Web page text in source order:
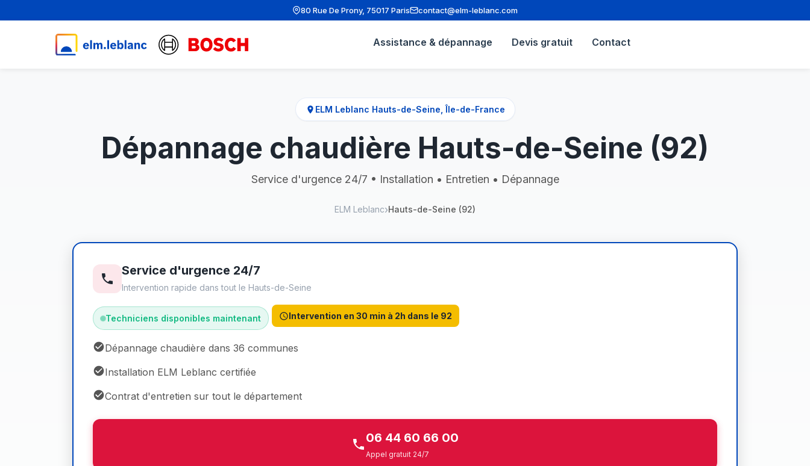
80 Rue De Prony, 75017 Paris contact@elm-leblanc.com
Assistance & dépannage Devis gratuit Contact
ELM Leblanc Hauts-de-Seine, Île-de-France
Dépannage chaudière Hauts-de-Seine (92)
Service d'urgence 24/7 • Installation • Entretien • Dépannage
ELM Leblanc Hauts-de-Seine (92)
Service d'urgence 24/7
Intervention rapide dans tout le Hauts-de-Seine
Techniciens disponibles maintenant Intervention en 30 min à 2h dans le 92
Dépannage chaudière dans 36 communes
Installation ELM Leblanc certifiée
Contrat d'entretien sur tout le département
06 44 60 66 00
Appel gratuit 24/7